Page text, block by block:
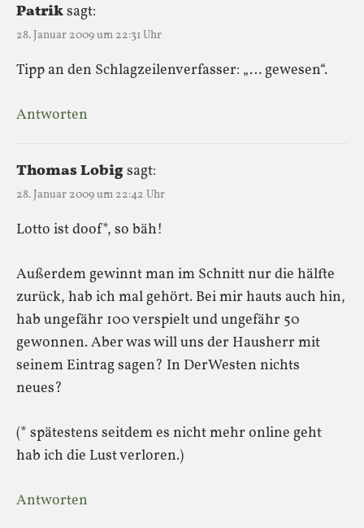
Patriksagt:
28. Januar 2009 um 22:31 Uhr
Tipp an den Schlagzeilenverfasser: „… gewesen“.
Antworten
Thomas Lobigsagt:
28. Januar 2009 um 22:42 Uhr
Lotto ist doof*, so bäh!
Außerdem gewinnt man im Schnitt nur die hälfte
zurück, hab ich mal gehört. Bei mir hauts auch hin,
hab ungefähr 100 verspielt und ungefähr 50
gewonnen. Aber was will uns der Hausherr mit
seinem Eintrag sagen? In DerWesten nichts
neues?
(* spätestens seitdem es nicht mehr online geht
hab ich die Lust verloren.)
Antworten